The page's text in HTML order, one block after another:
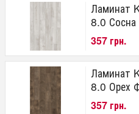
Ламинат
8.0 Сосна
357 грн.
Ламинат
8.0 Орех
357 грн.